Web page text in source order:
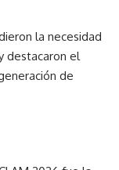
la necesidad
destacaron el
de